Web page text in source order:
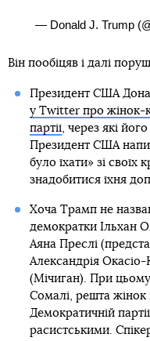
— Donald J. Trump
Він пообіцяв і далі
Президент США
у Twitter про жінок-
партії, через які
Президент США
було їхати» зі своїх
знадобитися їхня
Хоча Трамп не
демократки Ільхан
Аяна Преслі
Александрія
(Мічиган). При
Сомалі, решта
Демократичній
расистськими.